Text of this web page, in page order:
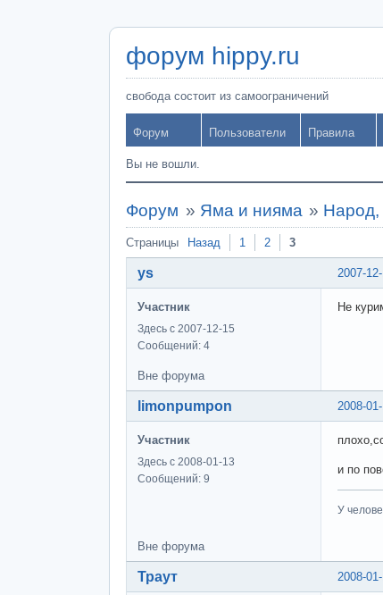
форум hippy.ru
свобода состоит из самоограничений
Форум Пользователи Правила
Вы не вошли.
Форум » Яма и нияма » Народ,
Страницы Назад 1 2 3
2007-
ys
Участник
Здесь с 2007-12-15
Сообщений: 4
Не
Вне форума
2008-
limonpumpon
Участник
Здесь с 2008-01-13
Сообщений: 9
и по
У
Вне форума
2008-
Траут